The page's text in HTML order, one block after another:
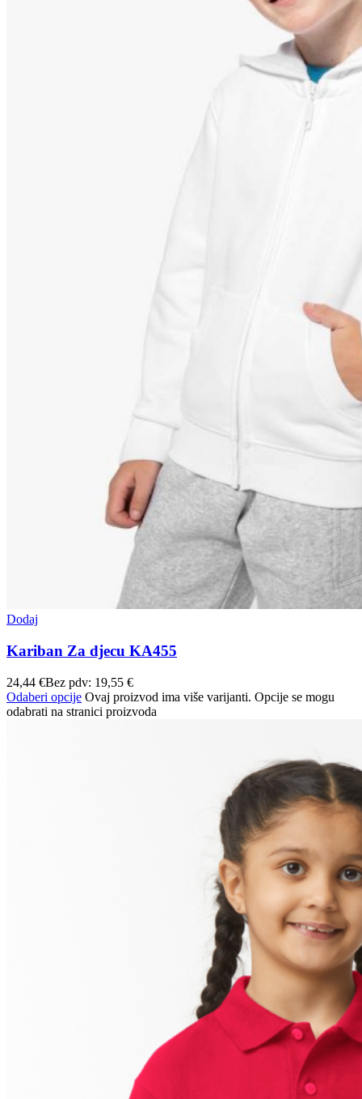
Dodaj
Kariban Za djecu KA455
24,44 €Bez pdv: 19,55 €
Odaberi opcije Ovaj proizvod ima više varijanti. Opcije se mogu
odabrati na stranici proizvoda